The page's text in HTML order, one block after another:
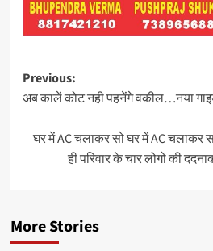
Post
navigation
Previous:
अब कालें कोट नही पहनेंगे वकील…नया
घर में AC चलाकर सो घर में AC चलाकर
ही परिवार के चार लोगों की
More Stories